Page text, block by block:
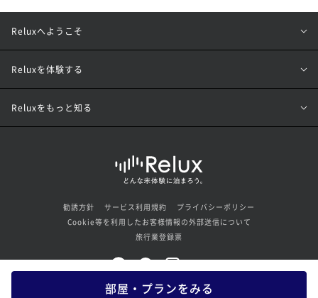
部屋・プランをみる
Reluxへようこそ
Reluxを体験する
Reluxをもっと知る
勧誘方針 サービス利用規約
プライバシーポリシー
Cookie等を利用したお客様情報の外部送信について
旅行業登録票
© Loco Partners Inc. All rights reserved.